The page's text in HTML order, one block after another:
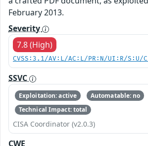
February 2013.
Severity
7.8 (High)
CVSS:3.1/AV:L/AC:L/PR:N/UI:R/S:U/
SSVC
Exploitation: active
Automatable: no
Technical Impact: total
CISA Coordinator (v2.0.3)
CWE